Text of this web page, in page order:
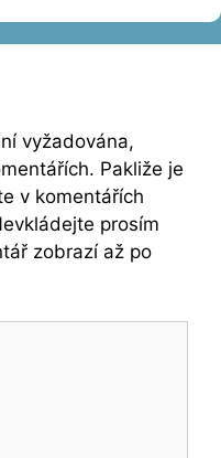
vyžadována,
Pakliže je
v komentářích
prosím
zobrazí až po